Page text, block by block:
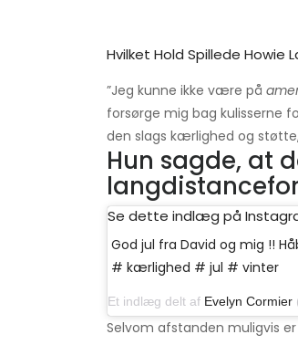
Hvilket Hold Spillede Howie
”Jeg kunne ikke være på
forsørge mig bag kulisserne
den slags kærlighed og
Hun sagde, at
Se dette indlæg på
God jul fra David og mig !!
# kærlighed # jul # vinter
Et indlæg delt af Evelyn Cormier
Selvom afstanden muligvis